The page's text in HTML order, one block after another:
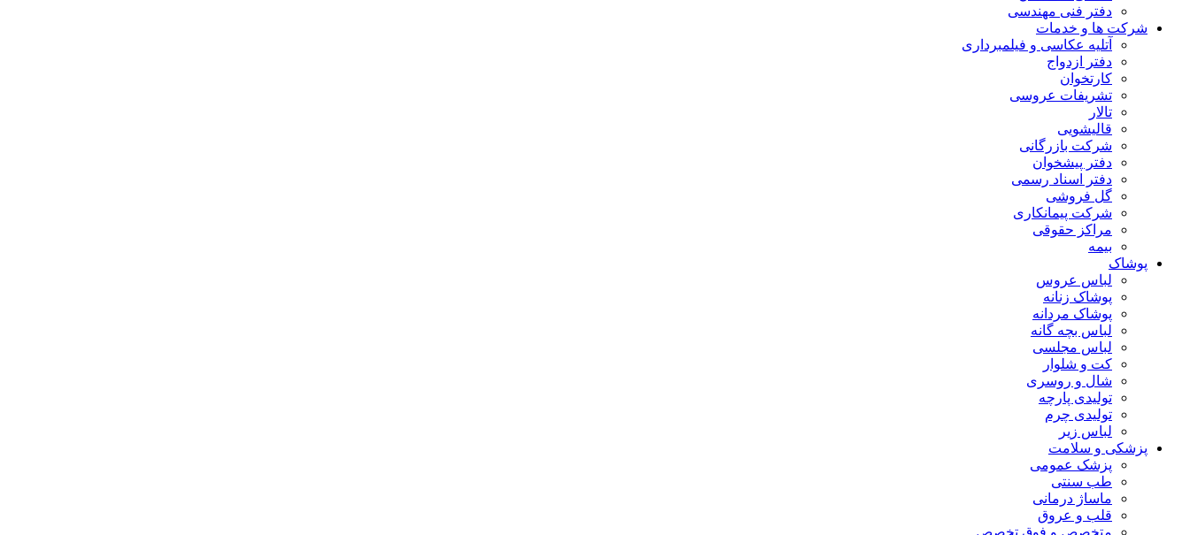
دفتر فنی مهندسی
شرکت ها و خدمات
آتلیه عکاسی و فیلمبرداری
دفتر ازدواج
کارتخوان
تشریفات عروسی
تالار
قالیشویی
شرکت بازرگانی
دفتر پیشخوان
دفتر اسناد رسمی
گل فروشی
شرکت پیمانکاری
مراکز حقوقی
بیمه
پوشاک
لباس عروس
پوشاک زنانه
پوشاک مردانه
لباس بچه گانه
لباس مجلسی
کت و شلوار
شال و روسری
تولیدی پارچه
تولیدی چرم
لباس زیر
پزشکی و سلامت
پزشک عمومی
طب سنتی
ماساژ درمانی
قلب و عروق